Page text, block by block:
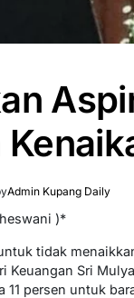
Admin Kupang Daily
)*
tidak
Keuangan Sri
11 persen untuk